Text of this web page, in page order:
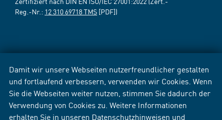
Damit wir unsere Webseiten nutzerfreundlicher gestalten
und fortlaufend verbessern, verwenden wir Cookies. Wenn
Sie die Webseiten weiter nutzen, stimmen Sie dadurch der
Verwendung von Cookies zu. Weitere Informationen
erhalten Sie in unseren Datenschutzhinweisen und
Reg.-Nr.: 12 310 69718 TMS [PDF])